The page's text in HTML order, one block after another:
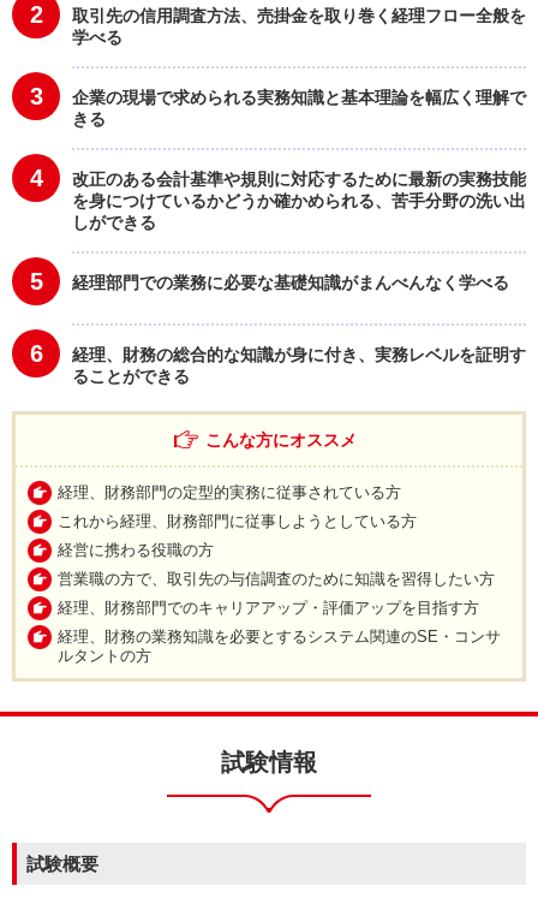
2
取引先の信用調査方法、売掛金を取り巻く経理フロー全般を
学べる
3
企業の現場で求められる実務知識と基本理論を幅広く理解で
きる
4
改正のある会計基準や規則に対応するために最新の実務技能
を身につけているかどうか確かめられる、苦手分野の洗い出
しができる
5 経理部門での業務に必要な基礎知識がまんべんなく学べる
6
経理、財務の総合的な知識が身に付き、実務レベルを証明す
ることができる
こんな方にオススメ
経理、財務部門の定型的実務に従事されている方
これから経理、財務部門に従事しようとしている方
経営に携わる役職の方
営業職の方で、取引先の与信調査のために知識を習得したい方
経理、財務部門でのキャリアアップ・評価アップを目指す方
経理、財務の業務知識を必要とするシステム関連のSE・コンサ
ルタントの方
試験情報
試験概要